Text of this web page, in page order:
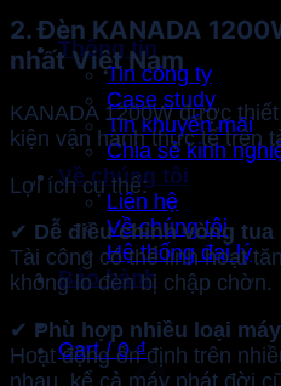
Thông tin
Tin công ty
Case study
Tin khuyến mãi
Chia sẻ kinh
Về chúng tôi
Liên hệ
Về chúng tôi
Hệ thống đại lý
Bảo hành
Cart /0₫
2. Đèn KANADA
nhất Việt Nam
KANADA 1200W được
kiện vận hành thực tế trên
Lợi ích cụ thể:
✔ Dễ điều chỉnh vòng tua
Tài công có thể linh hoạt
không lo đèn bị chập chờn.
✔ Phù hợp nhiều loại
Hoạt động ổn định trên